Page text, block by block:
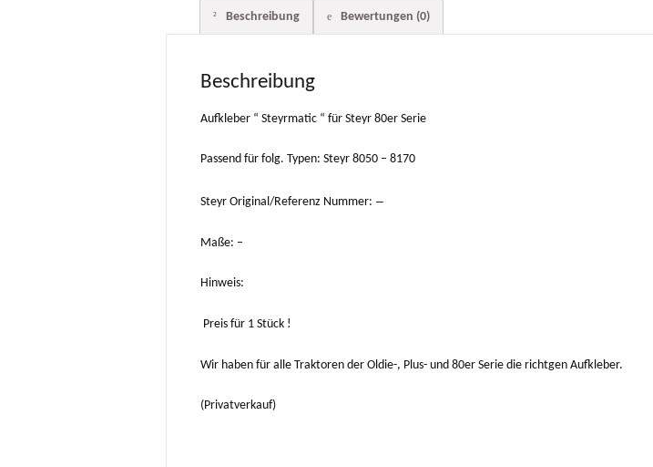
Beschreibung Bewertungen (0)
Beschreibung
Aufkleber “ Steyrmatic “ für Steyr 80er Serie
Passend für folg. Typen: Steyr 8050 – 8170
Steyr Original/Referenz Nummer: –
Maße: –
Hinweis:
Preis für 1 Stück !
Wir haben für alle Traktoren der Oldie-, Plus- und 80er Serie die richtgen Aufkleber.
(Privatverkauf)